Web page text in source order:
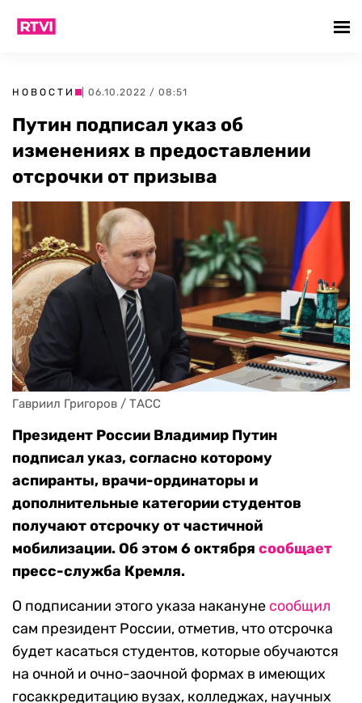
НОВОСТИ | 06.10.2022 / 08:51
Путин подписал указ об
изменениях в предоставлении
отсрочки от призыва
Гавриил Григоров / ТАСС
Президент России Владимир Путин
подписал указ, согласно которому
аспиранты, врачи-ординаторы и
дополнительные категории студентов
получают отсрочку от частичной
мобилизации. Об этом 6 октября сообщает
пресс-служба Кремля.
О подписании этого указа накануне сообщил
сам президент России, отметив, что отсрочка
будет касаться студентов, которые обучаются
на очной и очно-заочной формах в имеющих
госаккредитацию вузах, колледжах, научных